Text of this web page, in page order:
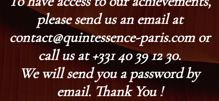
please send us an email at
contact@quintessence-paris.com or
call us at +331 40 39 12 30.
We will send you a password by
email. Thank You !